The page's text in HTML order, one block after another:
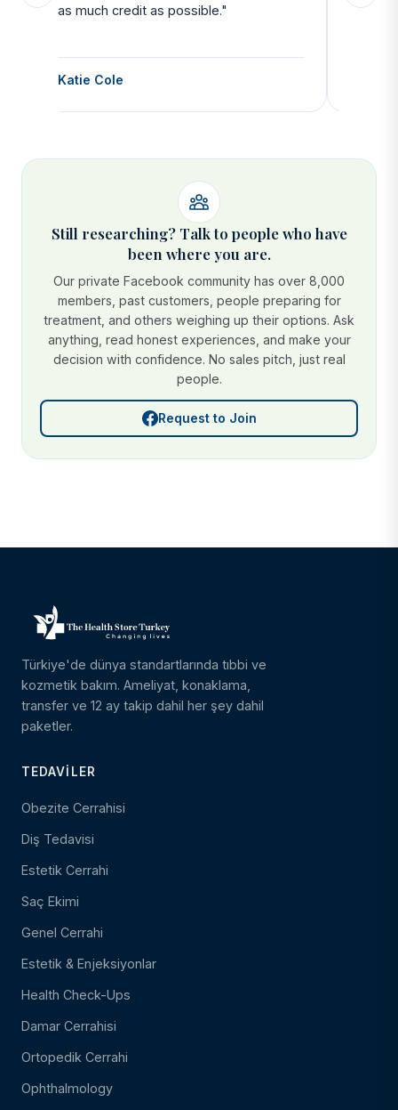
as much credit as possible."
Katie Cole
side
Still researching? Talk to people who have
been where you are.
Our private Facebook community has over 8,000
members, past customers, people preparing for
treatment, and others weighing up their options. Ask
anything, read honest experiences, and make your
decision with confidence. No sales pitch, just real
people.
Request to Join
Türkiye'de dünya standartlarında tıbbi ve
kozmetik bakım. Ameliyat, konaklama,
transfer ve 12 ay takip dahil her şey dahil
paketler.
TEDAVILER
Obezite Cerrahisi
Diş Tedavisi
Estetik Cerrahi
Saç Ekimi
Genel Cerrahi
Estetik & Enjeksiyonlar
Health Check-Ups
Damar Cerrahisi
Ortopedik Cerrahi
Ophthalmology